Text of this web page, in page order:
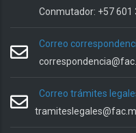
Conmutador: +57 601
Correo
Correo trámites